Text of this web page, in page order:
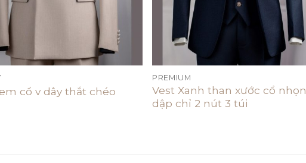
cổ v dây thắt chéo
PREMIUM
Vest Xanh than xước cổ nhọn
dập chỉ 2 nút 3 túi